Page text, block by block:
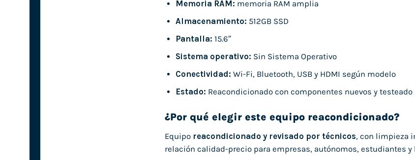
Memoria RAM: memoria RAM amplia
Almacenamiento: 512GB SSD
Pantalla: 15.6″
Sistema operativo: Sin Sistema Operativo
Conectividad: Wi-Fi, Bluetooth, USB y HDMI según modelo
Estado: Reacondicionado con componentes nuevos y
¿Por qué elegir este equipo reacondicionado?
Equipo reacondicionado y revisado por técnicos, con limpieza
relación calidad-precio para empresas, autónomos, estudiantes y